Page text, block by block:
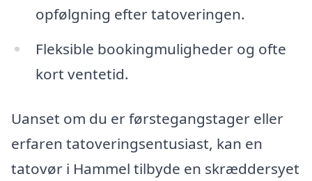
opfølgning efter tatoveringen.
Fleksible bookingmuligheder og ofte
kort ventetid.
Uanset om du er førstegangstager eller
erfaren tatoveringsentusiast, kan en
tatovør i Hammel tilbyde en skræddersyet